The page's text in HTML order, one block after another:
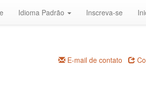
Idioma Padrão Inscreva-se
E-mail de contato